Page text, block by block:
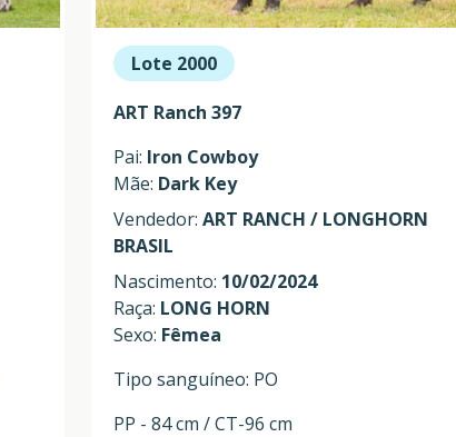
Lote 2000
ART Ranch 397
Pai: Iron Cowboy
Mãe: Dark Key
Vendedor: ART RANCH / LONGHORN
BRASIL
Nascimento: 10/02/2024
Raça: LONG HORN
Sexo: Fêmea
Tipo sanguíneo: PO
PP - 84 cm / CT-96 cm